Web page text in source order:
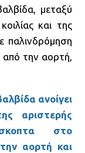
μεταξύ
και της
παλινδρόμηση
από την αορτή,
ανοίγει
αριστερής
στο
αορτή και